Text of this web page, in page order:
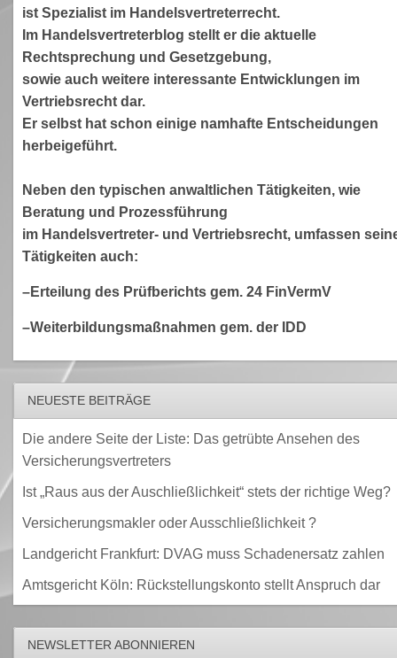
ist Spezialist im Handelsvertreterrecht.
Im Handelsvertreterblog stellt er die aktuelle
Rechtsprechung und Gesetzgebung,
sowie auch weitere interessante Entwicklungen im
Vertriebsrecht dar.
Er selbst hat schon einige namhafte Entscheidungen
herbeigeführt.
Neben den typischen anwaltlichen Tätigkeiten, wie
Beratung und Prozessführung
im Handelsvertreter- und Vertriebsrecht, umfassen
Tätigkeiten auch:
–Erteilung des Prüfberichts gem. 24 FinVermV
–Weiterbildungsmaßnahmen gem. der IDD
NEUESTE BEITRÄGE
Die andere Seite der Liste: Das getrübte Ansehen des
Versicherungsvertreters
Ist „Raus aus der Auschließlichkeit“ stets der richtige Weg?
Versicherungsmakler oder Ausschließlichkeit ?
Landgericht Frankfurt: DVAG muss Schadenersatz zahlen
Amtsgericht Köln: Rückstellungskonto stellt Anspruch dar
NEWSLETTER ABONNIEREN